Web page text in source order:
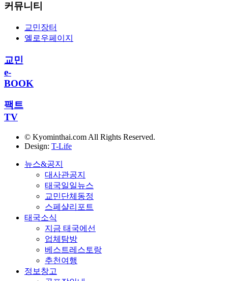
커뮤니티
교민장터
옐로우페이지
교민
e-
BOOK
팩트
TV
© Kyominthai.com All Rights Reserved.
Design: T-Life
뉴스&공지
대사관공지
태국일일뉴스
교민단체동정
스페샬리포트
태국소식
지금 태국에선
업체탐방
베스트레스토랑
추천여행
정보창고